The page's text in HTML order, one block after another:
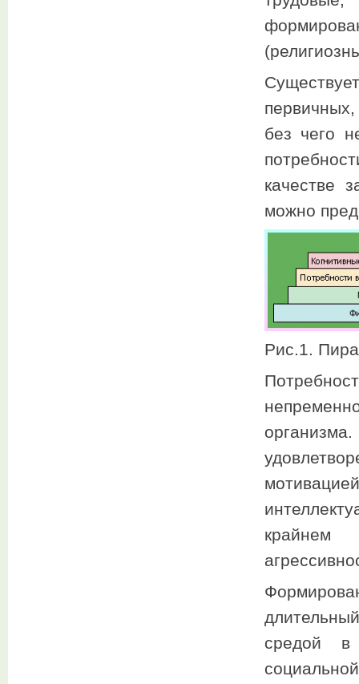
без чего
качестве
можно
Рис.1.
крайнем
средой